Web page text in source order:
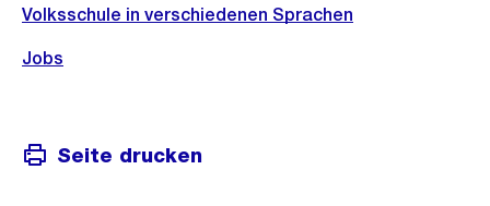
Volksschule in verschiedenen Sprachen
Jobs
Seite drucken